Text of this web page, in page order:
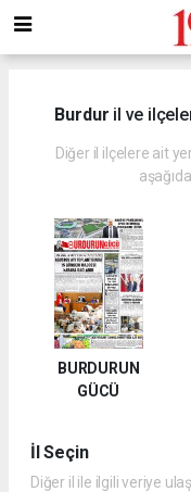
bonusu
veren
Burdur il ve
Diğer il ilçelere ait
BURDURUN
GÜCÜ
İl Seçin
Diğer il ile ilgili veriye